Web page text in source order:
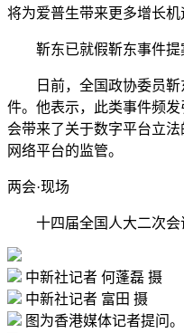
将为爱普生带来更多增长机
靳东已就假靳东事件提
日前，全国政协委员靳
件。他表示，此类事件频
会带来了关于数字平台立
网络平台的监管。
两会·现场
十四届全国人大二次会
中新社记者 何蓬磊 摄
中新社记者 富田 摄
图为香港媒体记者提问